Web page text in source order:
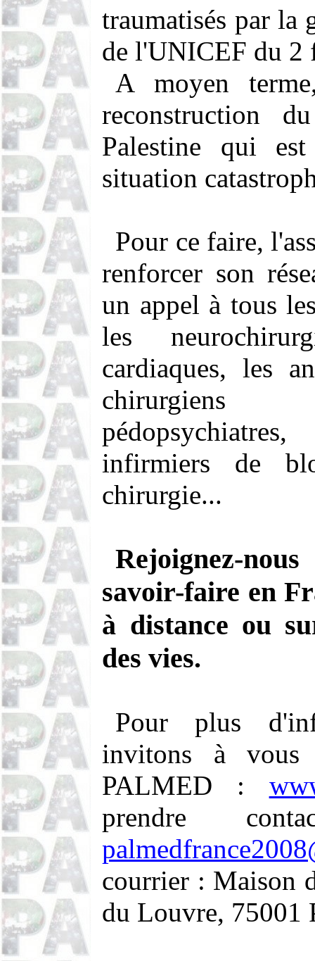
traumatisés par la
de l'UNICEF du
A moyen
reconstruction
Palestine qui
situation
Pour ce faire,
renforcer son
un appel à tous
les
cardiaques, les
chirurgiens
infirmiers de
chirurgie...
Rejoignez-
savoir-faire en
à distance ou
des vies.
Pour plus
invitons à
PALMED :
prendre
courrier : Maison
du Louvre, 75001